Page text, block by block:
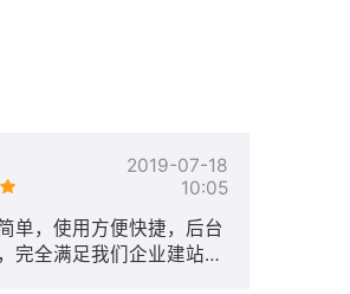
2019-07-18
10:05
单，使用方便快捷，后台
完全满足我们企业建站的